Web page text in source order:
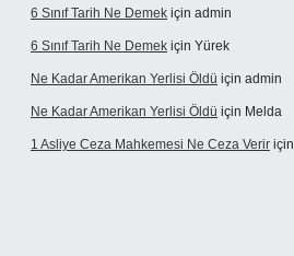
6 Sınıf Tarih Ne Demek için admin
6 Sınıf Tarih Ne Demek için Yürek
Ne Kadar Amerikan Yerlisi Öldü için admin
Ne Kadar Amerikan Yerlisi Öldü için Melda
1 Asliye Ceza Mahkemesi Ne Ceza Verir için